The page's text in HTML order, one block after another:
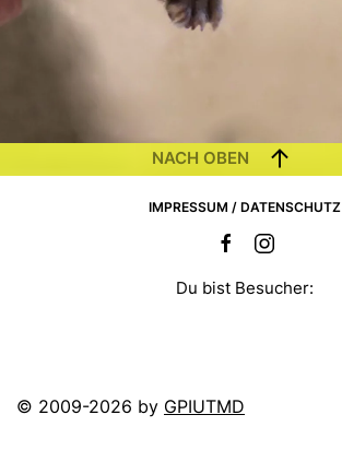
NACH OBEN
IMPRESSUM / DATENSCHUTZ
Du bist Besucher:
© 2009-2026 by GPIUTMD